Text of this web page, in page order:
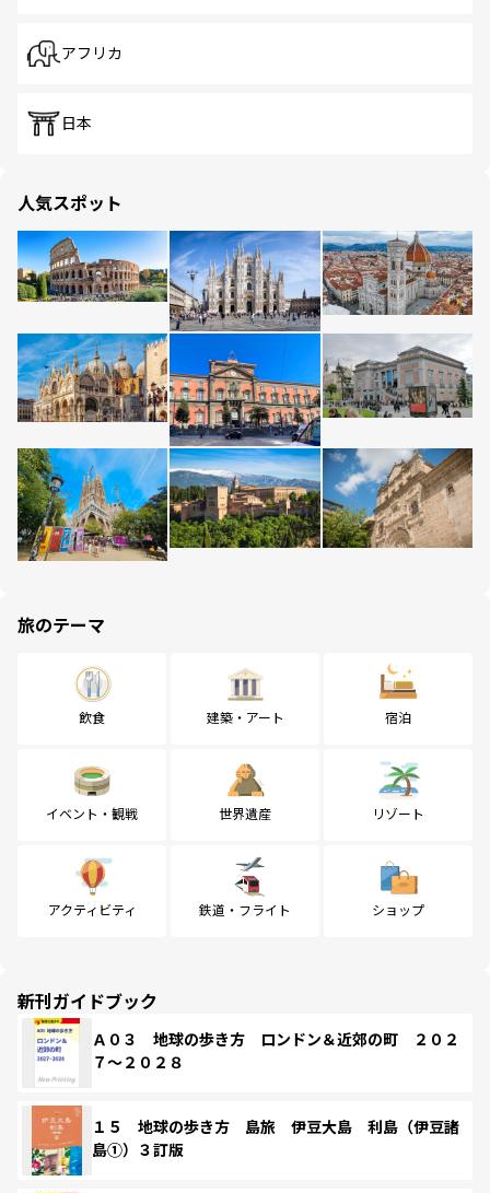
アフリカ
日本
人気スポット
旅のテーマ
飲食 建築・アート 宿泊
イベント・観戦 世界遺産 リゾート
アクティビティ 鉄道・フライト ショップ
新刊ガイドブック
Ａ０３ 地球の歩き方 ロンドン＆近郊の町 ２０２
７～２０２８
１５ 地球の歩き方 島旅 伊豆大島 利島（伊豆諸
島①）３訂版